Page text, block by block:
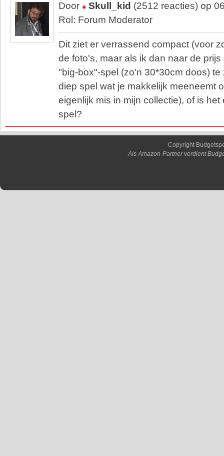
Door Skull_kid (2512 reacties) op
Rol: Forum Moderator
Dit ziet er verrassend compact (voor
de foto's, maar als ik dan naar de
"big-box"-spel (zo'n 30*30cm doos) te
diep spel wat je makkelijk meeneemt
eigenlijk mis in mijn collectie), of is
spel?
Copyright
Als Amazon-Partner verdient